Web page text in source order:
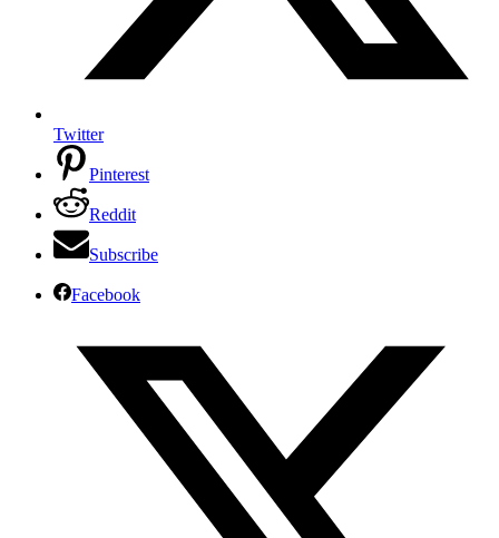
Twitter
Pinterest
Reddit
Subscribe
Facebook